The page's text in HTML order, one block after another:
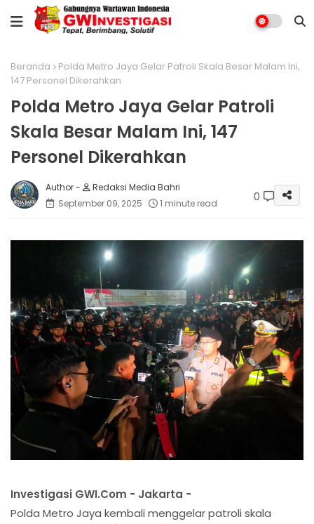
Beranda
Polda Metro Jaya Gelar Patroli Skala Besar Malam Ini,
147 Personel Dikerahkan
Polda Metro Jaya Gelar Patroli
Skala Besar Malam Ini, 147
Personel Dikerahkan
Redaksi Media Bahri
September 09, 2025
1 minute read 0
Investigasi GWI.Com - Jakarta -
Polda Metro Jaya kembali menggelar patroli skala